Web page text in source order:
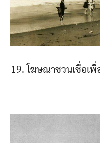
19. โฆษณาชวนเชื่อเ